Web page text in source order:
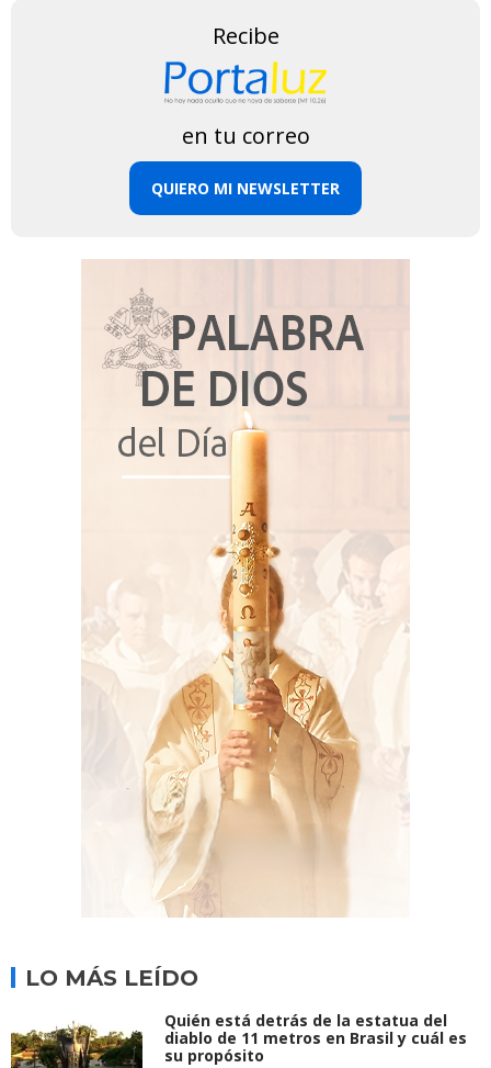
Recibe
en tu correo
QUIERO MI NEWSLETTER
LO MÁS LEÍDO
Quién está detrás de la estatua del
diablo de 11 metros en Brasil y cuál es
su propósito